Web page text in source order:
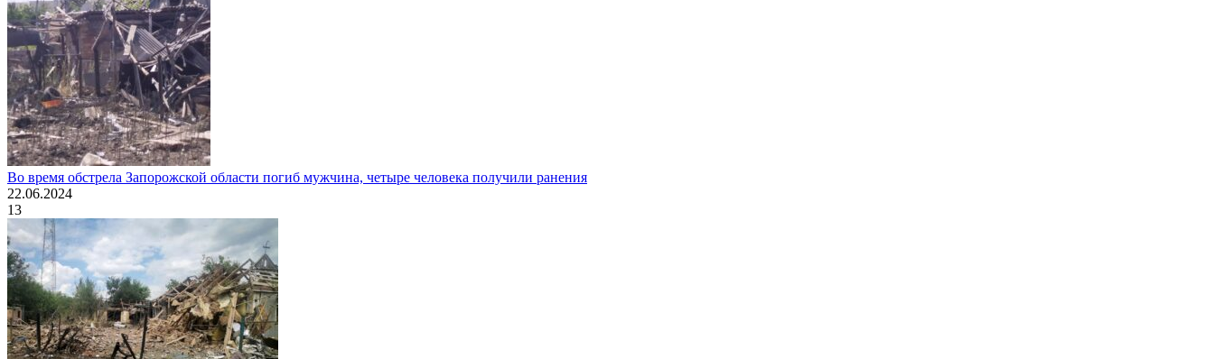
Во время обстрела Запорожской области погиб мужчина, четыре человека получили ранения
22.06.2024
13